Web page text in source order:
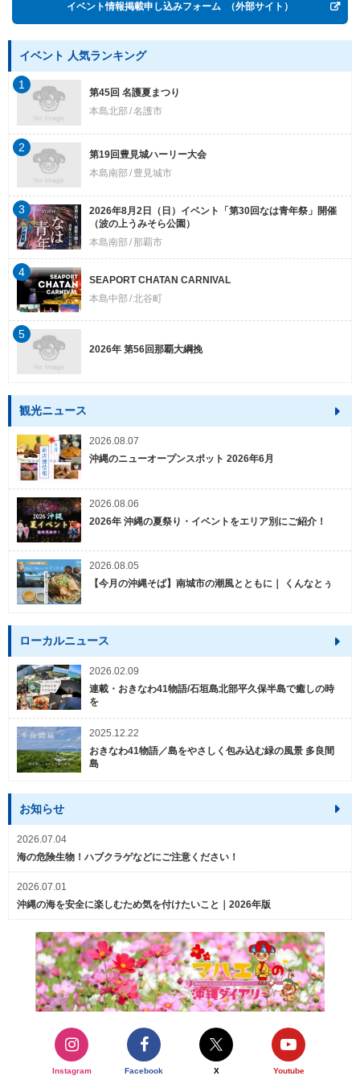
イベント情報掲載申し込みフォーム （外部サイト）
イベント 人気ランキング
第45回 名護夏まつり
本島北部 名護市
1
第19回豊見城ハーリー大会
本島南部
豊見城市
2
2026年8月2日（日）イベント「第30回なは青年祭」開催
（波の上うみそら公園）
本島南部
那覇市
3
SEAPORT CHATAN CARNIVAL
本島中部 北谷町
4
2026年 第56回那覇大綱挽
5
観光ニュース
2026.08.07
沖縄のニューオープンスポット 2026年6月
2026.08.06
2026年 沖縄の夏祭り・イベントをエリア別にご紹介！
2026.08.05
【今月の沖縄そば】南城市の潮風とともに｜ くんなとぅ
ローカルニュース
2026.02.09
連載・おきなわ41物語/石垣島北部平久保半島で癒しの時
を
2025.12.22
おきなわ41物語／島をやさしく包み込む緑の風景 多良間
島
お知らせ
2026.07.04
海の危険生物！ハブクラゲなどにご注意ください！
2026.07.01
沖縄の海を安全に楽しむため気を付けたいこと｜2026年版
Instagram Facebook X Youtube